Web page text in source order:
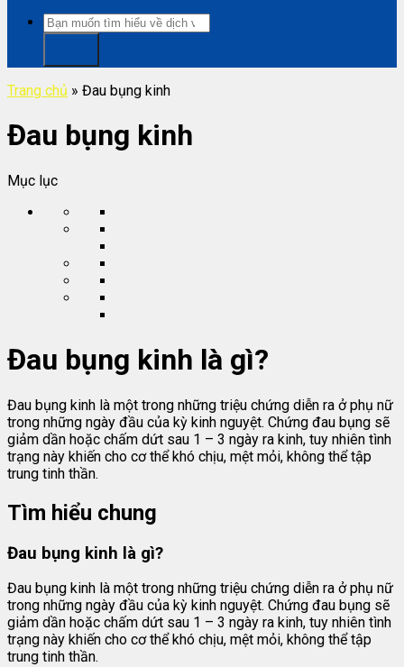
Trang chủ » Đau bụng kinh
Đau bụng kinh
Mục lục
Đau bụng kinh là gì?
Đau bụng kinh là một trong những triệu chứng diễn ra ở phụ nữ
trong những ngày đầu của kỳ kinh nguyệt. Chứng đau bụng sẽ
giảm dần hoặc chấm dứt sau 1 – 3 ngày ra kinh, tuy nhiên tình
trạng này khiến cho cơ thể khó chịu, mệt mỏi, không thể tập
trung tinh thần.
Tìm hiểu chung
Đau bụng kinh là gì?
Đau bụng kinh là một trong những triệu chứng diễn ra ở phụ nữ
trong những ngày đầu của kỳ kinh nguyệt. Chứng đau bụng sẽ
giảm dần hoặc chấm dứt sau 1 – 3 ngày ra kinh, tuy nhiên tình
trạng này khiến cho cơ thể khó chịu, mệt mỏi, không thể tập
trung tinh thần.